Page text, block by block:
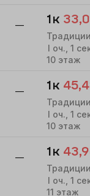
— 1к
I оч., 1
10 этаж
— 1к
I оч., 1
10 этаж
— 1к
I оч., 1
11 этаж